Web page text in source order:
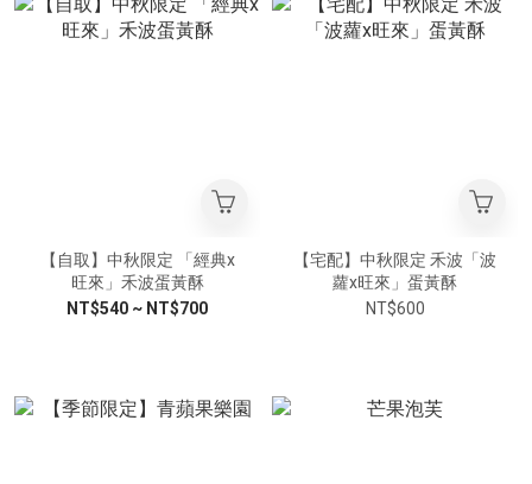
【自取】中秋限定 「經典x
旺來」禾波蛋黃酥
NT$540 ~ NT$700
【宅配】中秋限定 禾波「波
蘿x旺來」蛋黃酥
NT$600